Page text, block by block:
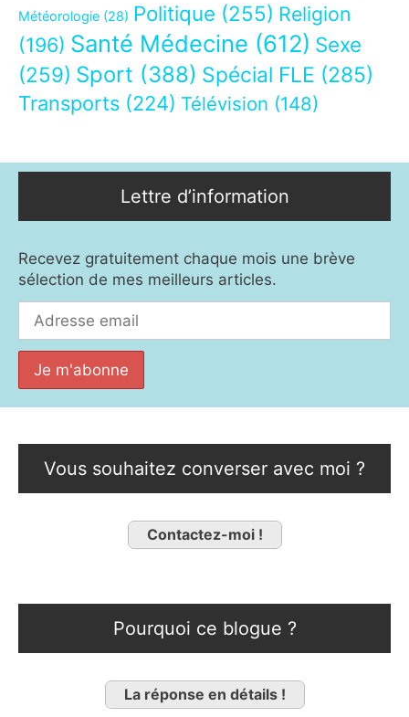
Météorologie (28) Politique (255) Religion
(196) Santé Médecine (612) Sexe
(259) Sport (388) Spécial FLE (285)
Transports (224) Télévision (148)
Lettre d’information
Recevez gratuitement chaque mois une brève
sélection de mes meilleurs articles.
Vous souhaitez converser avec moi ?
Contactez-moi !
Pourquoi ce blogue ?
La réponse en détails !